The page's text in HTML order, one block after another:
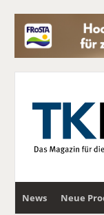
News Neue